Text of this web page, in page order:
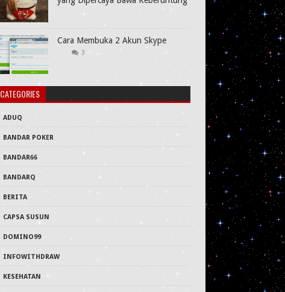
Cara Membuka 2 Akun Skype
3
CATEGORIES
ADUQ
BANDAR POKER
BANDAR66
BANDARQ
BERITA
CAPSA SUSUN
DOMINO99
INFOWITHDRAW
KESEHATAN